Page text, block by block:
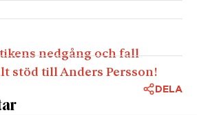
nedgång och fall
stöd till Anders Persson!
DELA